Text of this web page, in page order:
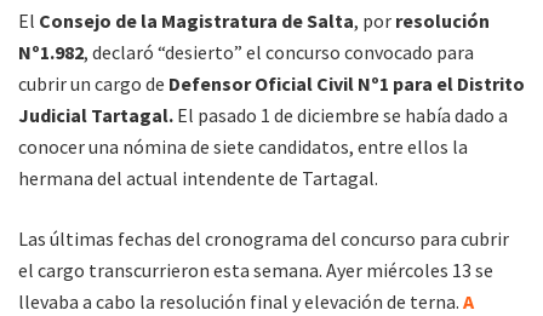
El Consejo de la Magistratura de Salta, por resolución
Nº1.982, declaró “desierto” el concurso convocado para
cubrir un cargo de Defensor Oficial Civil Nº1 para el Distrito
Judicial Tartagal. El pasado 1 de diciembre se había dado a
conocer una nómina de siete candidatos, entre ellos la
hermana del actual intendente de Tartagal.
Las últimas fechas del cronograma del concurso para cubrir
el cargo transcurrieron esta semana. Ayer miércoles 13 se
llevaba a cabo la resolución final y elevación de terna. A